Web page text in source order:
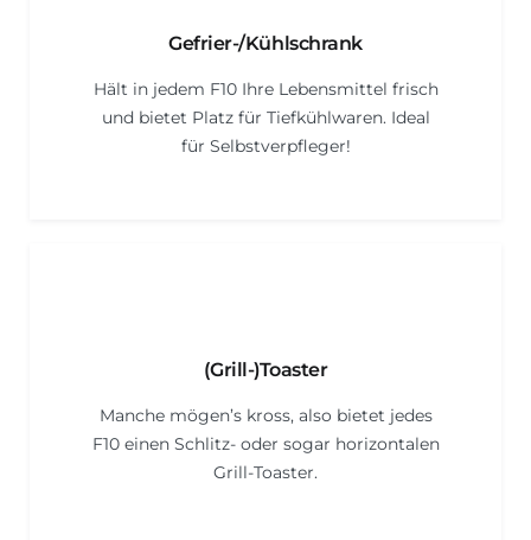
Gefrier-/Kühlschrank
Hält in jedem F10 Ihre Lebensmittel frisch
und bietet Platz für Tiefkühlwaren. Ideal
für Selbstverpfleger!
(Grill-)Toaster
Manche mögen’s kross, also bietet jedes
F10 einen Schlitz- oder sogar horizontalen
Grill-Toaster.